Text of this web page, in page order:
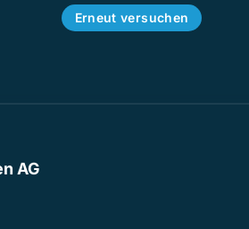
Erneut versuchen
AG